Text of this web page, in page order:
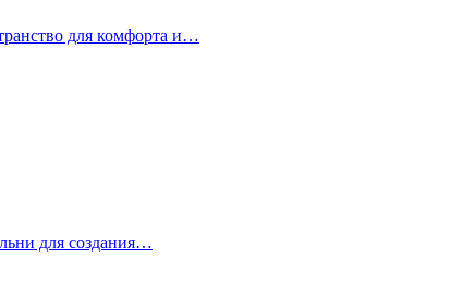
для комфорта и…
для создания…